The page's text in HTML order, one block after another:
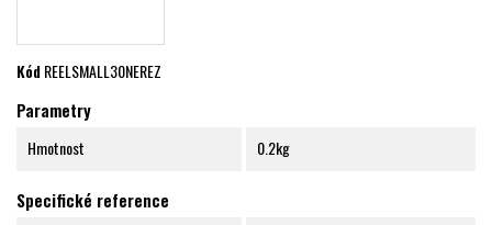
KódREELSMALL30NEREZ
Parametry
Hmotnost 0.2kg
Specifické reference